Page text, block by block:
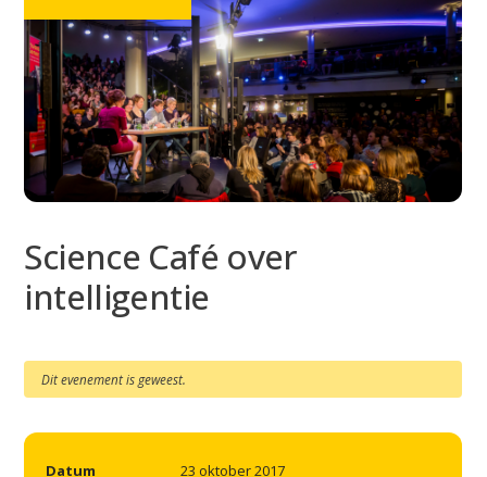
Datum
23 oktober 2017
Science Café over
intelligentie
Dit evenement is geweest.